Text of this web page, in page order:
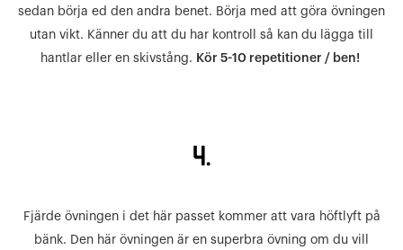
sedan börja ed den andra benet. Börja med att göra övningen
utan vikt. Känner du att du har kontroll så kan du lägga till
hantlar eller en skivstång. Kör 5-10 repetitioner / ben!
4.
Fjärde övningen i det här passet kommer att vara höftlyft på
bänk. Den här övningen är en superbra övning om du vill